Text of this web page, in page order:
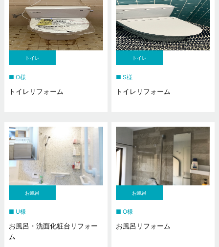
トイレ
O様
トイレリフォーム
トイレ
S様
トイレリフォーム
お風呂
U様
お風呂・洗面化粧台リフォー
ム
お風呂
O様
お風呂リフォーム